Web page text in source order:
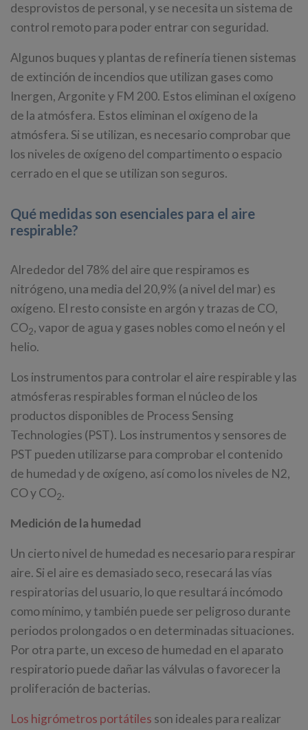
desprovistos de personal, y se necesita un sistema de
control remoto para poder entrar con seguridad.
Algunos buques y plantas de refinería tienen sistemas
de extinción de incendios que utilizan gases como
Inergen, Argonite y FM 200. Estos eliminan el oxígeno
de la atmósfera. Estos eliminan el oxígeno de la
atmósfera. Si se utilizan, es necesario comprobar que
los niveles de oxígeno del compartimento o espacio
cerrado en el que se utilizan son seguros.
Qué medidas son esenciales para el aire
respirable?
Alrededor del 78% del aire que respiramos es
nitrógeno, una media del 20,9% (a nivel del mar) es
oxígeno. El resto consiste en argón y trazas de CO,
CO2, vapor de agua y gases nobles como el neón y el
helio.
Los instrumentos para controlar el aire respirable y las
atmósferas respirables forman el núcleo de los
productos disponibles de Process Sensing
Technologies (PST). Los instrumentos y sensores de
PST pueden utilizarse para comprobar el contenido
de humedad y de oxígeno, así como los niveles de N2,
CO y CO2.
Medición de la humedad
Un cierto nivel de humedad es necesario para respirar
aire. Si el aire es demasiado seco, resecará las vías
respiratorias del usuario, lo que resultará incómodo
como mínimo, y también puede ser peligroso durante
periodos prolongados o en determinadas situaciones.
Por otra parte, un exceso de humedad en el aparato
respiratorio puede dañar las válvulas o favorecer la
proliferación de bacterias.
Los higrómetros portátiles son ideales para realizar